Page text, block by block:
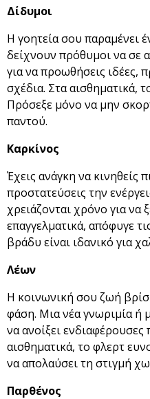
Δίδυμοι
Η γοητεία σου παραμένει
δείχνουν πρόθυμοι να σε
για να προωθήσεις ιδέες,
σχέδια. Στα αισθηματικά,
Πρόσεξε μόνο να μην
παντού.
Καρκίνος
Έχεις ανάγκη να κινηθείς
προστατεύσεις την
χρειάζονται χρόνο για να
επαγγελματικά, απόφυγε
βράδυ είναι ιδανικό για
Λέων
Η κοινωνική σου ζωή
φάση. Μια νέα γνωριμία ή
να ανοίξει ενδιαφέρουσες
αισθηματικά, το φλερτ
να απολαύσει τη στιγμή
Παρθένος